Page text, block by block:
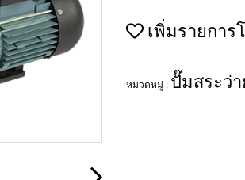
เพิ่มรายการ
หมวดหมู่ : ปั๊มสระว่